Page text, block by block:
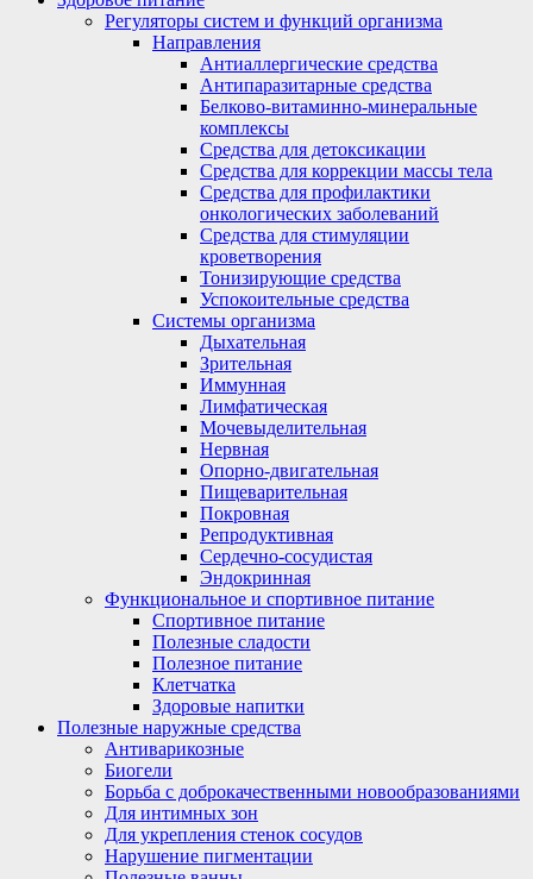
Регуляторы систем и функций организма
Направления
Антиаллергические средства
Антипаразитарные средства
Белково-витаминно-минеральные
комплексы
Средства для детоксикации
Средства для коррекции массы тела
Средства для профилактики
онкологических заболеваний
Средства для стимуляции
кроветворения
Тонизирующие средства
Успокоительные средства
Системы организма
Дыхательная
Зрительная
Иммунная
Лимфатическая
Мочевыделительная
Нервная
Опорно-двигательная
Пищеварительная
Покровная
Репродуктивная
Сердечно-сосудистая
Эндокринная
Функциональное и спортивное питание
Спортивное питание
Полезные сладости
Полезное питание
Клетчатка
Здоровые напитки
Полезные наружные средства
Антиварикозные
Биогели
Борьба с доброкачественными новообразованиями
Для интимных зон
Для укрепления стенок сосудов
Нарушение пигментации